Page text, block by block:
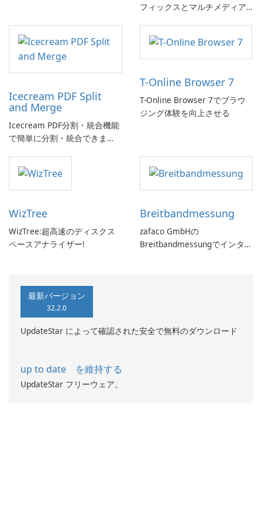
フィックスとマルチメディア
Icecream PDF Split
and Merge
Icecream PDF分割・統合機能
で簡単に分割・統合できま
T-Online Browser 7
T-Online Browser 7でブラウ
ジング体験を向上させる
WizTree
WizTree:超高速のディスクス
ペースアナライザー!
Breitbandmessung
zafaco GmbHの
Breitbandmessungでインター
最新バージョン
32.2.0
UpdateStar によって確認された安全で無料のダウンロード
up to date を維持する
UpdateStar フリーウェア。